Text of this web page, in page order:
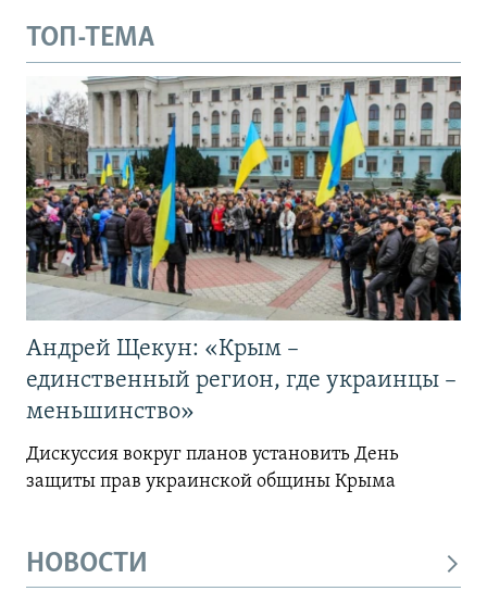
ТОП-ТЕМА
Андрей Щекун: «Крым –
единственный регион, где украинцы –
меньшинство»
Дискуссия вокруг планов установить День
защиты прав украинской общины Крыма
НОВОСТИ